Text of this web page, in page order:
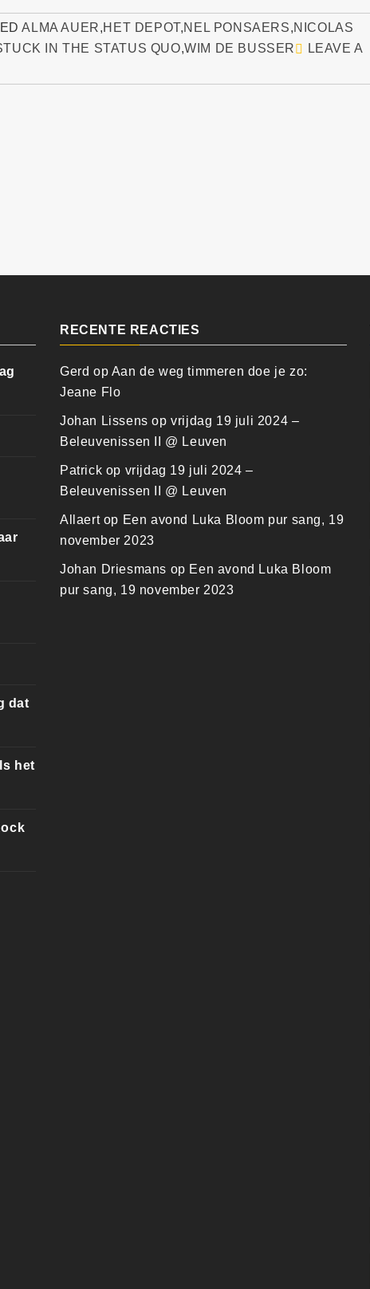
ALMA AUER,HET DEPOT,NEL PONSAERS,NICOLAS
IN THE STATUS QUO,WIM DE BUSSER
LEAVE A
dat
het
RECENTE REACTIES
Gerd op Aan de weg timmeren doe je zo:
Jeane Flo
Johan Lissens opvrijdag 19 juli 2024 –
Beleuvenissen II @ Leuven
Patrick op vrijdag 19 juli 2024 –
Beleuvenissen II @ Leuven
Allaertop Een avond Luka Bloom pur sang, 19
november 2023
Johan Driesmans op Een avond Luka Bloom
pur sang, 19 november 2023